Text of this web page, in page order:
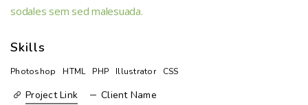
sodales sem sed malesuada.
Skills
Photoshop HTML PHP Illustrator CSS
Project Link Client Name